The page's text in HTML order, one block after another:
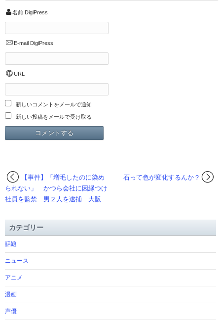
名前 DigiPress
E-mail DigiPress
URL
新しいコメントをメールで通知
新しい投稿をメールで受け取る
石って色が変化するんか？
【事件】「増毛したのに染め
られない」 かつら会社に因縁つけ
社員を監禁 男２人を逮捕 大阪
カテゴリー
話題
ニュース
アニメ
漫画
声優